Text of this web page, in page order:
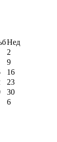
Нед
2
9
16
23
30
6